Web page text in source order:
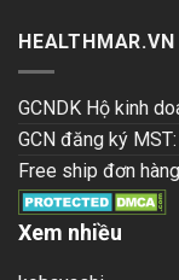
HEALTHMAR.VN
GCNDK Hộ kinh
GCN đăng ký MST:
Free ship đơn
Xem nhiều